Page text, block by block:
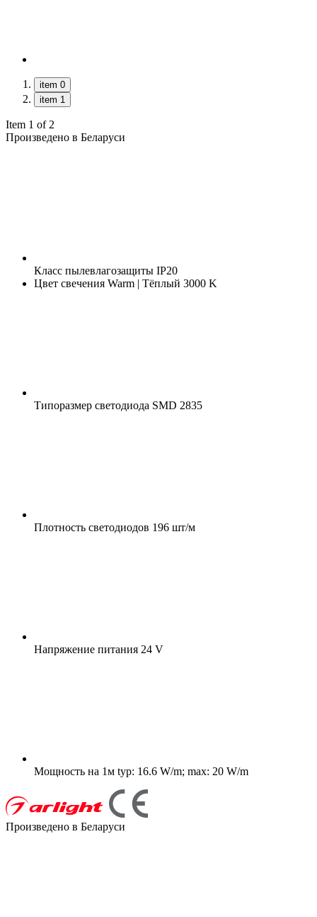
item 0
item 1
Item 1 of 2
Произведено в Беларуси
Класс пылевлагозащиты IP20
Цвет свечения Warm | Тёплый 3000 K
Типоразмер светодиода SMD 2835
Плотность светодиодов 196 шт/м
Напряжение питания 24 V
Мощность на 1м typ: 16.6 W/m; max: 20 W/m
Произведено в Беларуси